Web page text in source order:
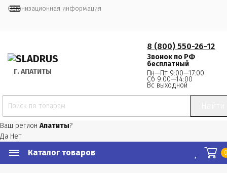
Организационная информация
Г. АПАТИТЫ
8 (800) 550-26-12
Звонок по РФ
бесплатный
Пн—Пт 9:00—17:00
Сб 9:00—14:00
Вс выходной
Ваш регион Апатиты?
Да Нет
Каталог товаров